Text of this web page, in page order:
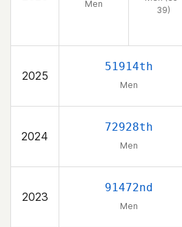
Men
39)
2025
51914th
Men
2024
72928th
Men
2023
91472nd
Men